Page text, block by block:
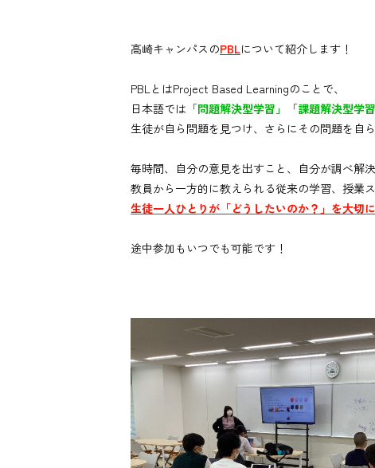
高崎キャンパスのPBLについて紹介します！
PBLとはProject Based Learningのことで、
日本語では 「問題解決型学習」「課題解決型学習
生徒が自ら問題を見つけ、さらにその問題を自
毎時間、自分の意見を出すこと、自分が調べ解
教員から一方的に教えられる従来の学習、授業
生徒一人ひとりが「どうしたいのか？」を大切
途中参加もいつでも可能です！